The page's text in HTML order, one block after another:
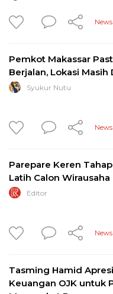
News
Pemkot Makassar
Berjalan, Lokasi
Syukur Nutu
News
Parepare Keren
Latih Calon Wirausaha
Editor
News
Tasming Hamid
Keuangan OJK untuk